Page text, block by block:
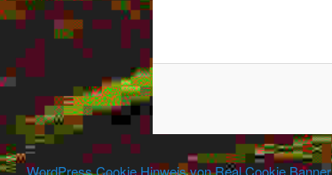
WordPress Cookie Hinweis von Real Cookie Banner